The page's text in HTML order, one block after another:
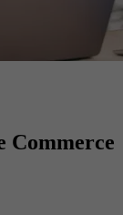
Commerce